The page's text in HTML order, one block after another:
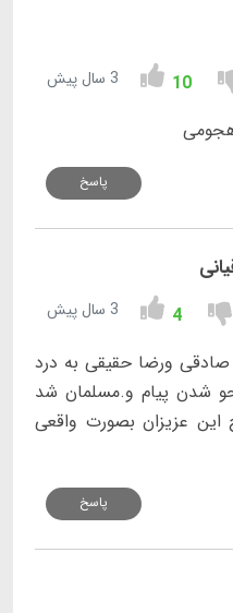
10 3 سال پیش
هجومی
پاسخ
4 3 سال پیش
صادقی ورضا حقیقی به درد
شدن پیام و.مسلمان شد
عزیزان بصورت واقعی
پاسخ